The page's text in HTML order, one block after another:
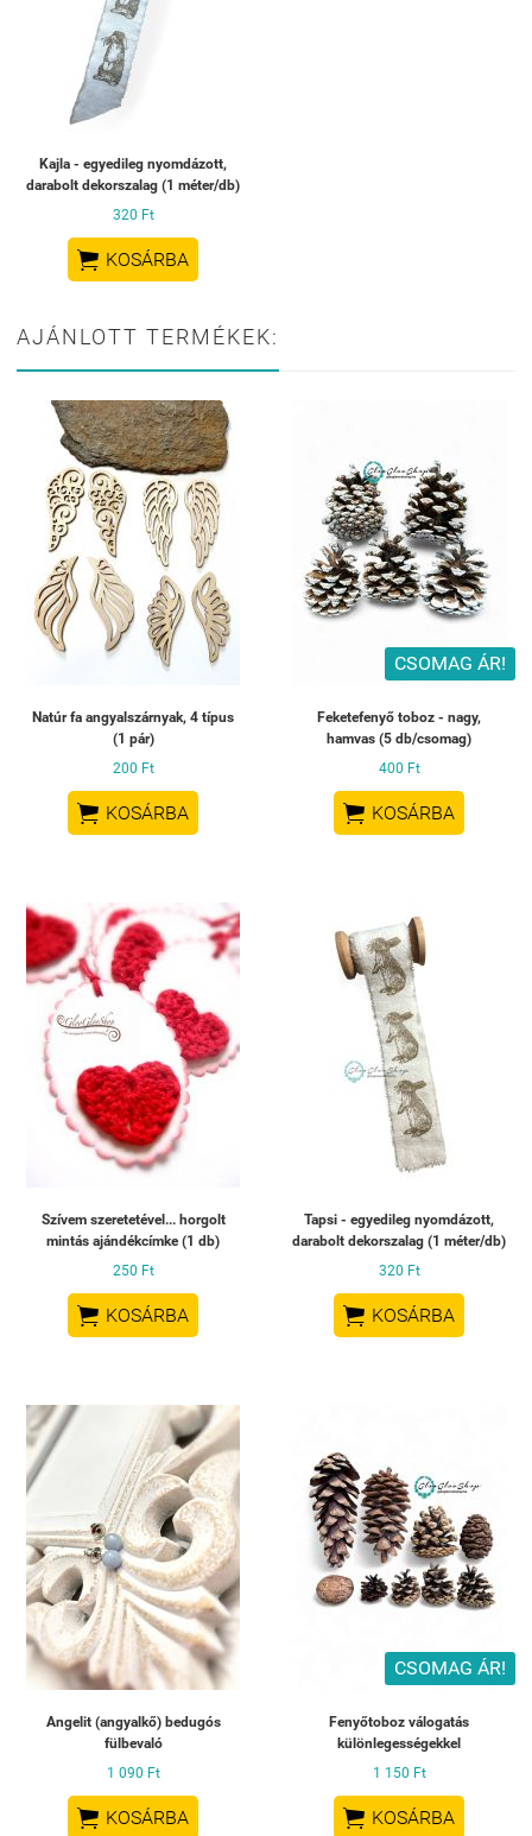
Kajla - egyedileg nyomdázott,
darabolt dekorszalag (1 méter/db)
320 Ft
 KOSÁRBA
AJÁNLOTT TERMÉKEK:
Natúr fa angyalszárnyak, 4 típus
(1 pár)
200 Ft
 KOSÁRBA
CSOMAG ÁR!
Feketefenyő toboz - nagy,
hamvas (5 db/csomag)
400 Ft
 KOSÁRBA
Szívem szeretetével... horgolt
mintás ajándékcímke (1 db)
250 Ft
 KOSÁRBA
Tapsi - egyedileg nyomdázott,
darabolt dekorszalag (1 méter/db)
320 Ft
 KOSÁRBA
Angelit (angyalkő) bedugós
fülbevaló
1 090 Ft
 KOSÁRBA
CSOMAG ÁR!
Fenyőtoboz válogatás
különlegességekkel
1 150 Ft
 KOSÁRBA